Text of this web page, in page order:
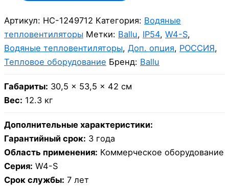
Артикул: НС-1249712 Категория: Водяные
тепловентиляторы Метки: Ballu, IP54, W4-S,
Водяные тепловентиляторы, Доп. опция, РОССИЯ,
Тепловое оборудование Бренд: Ballu
Габариты: 30,5 × 53,5 × 42 см
Вес: 12.3 кг
Дополнительные характеристики:
Гарантийный срок: 3 года
Область применения: Коммерческое оборудование
Серия: W4-S
Срок службы: 7 лет